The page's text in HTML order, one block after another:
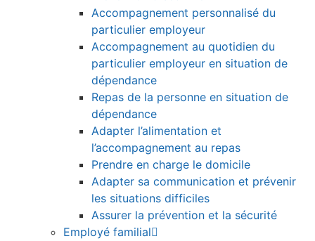
Accompagnement personnalisé du
particulier employeur
Accompagnement au quotidien du
particulier employeur en situation de
dépendance
Repas de la personne en situation de
dépendance
Adapter l’alimentation et
l’accompagnement au repas
Prendre en charge le domicile
Adapter sa communication et prévenir
les situations difficiles
Assurer la prévention et la sécurité
Employé familial